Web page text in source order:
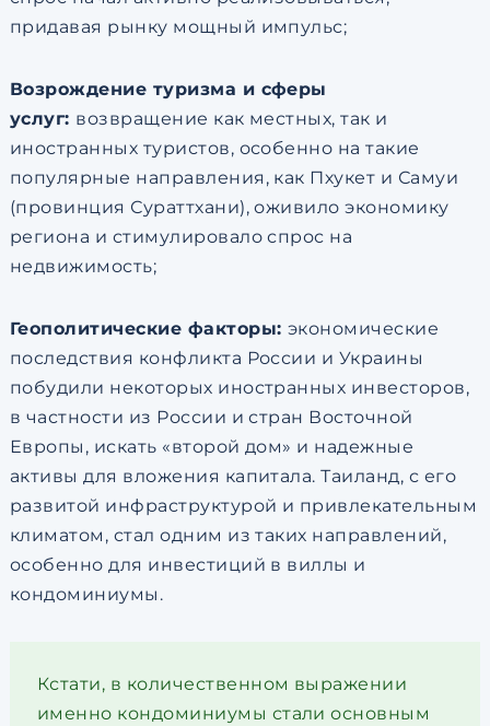
придавая рынку мощный импульс;
Возрождение туризма и сферы
услуг: возвращение как местных, так и
иностранных туристов, особенно на такие
популярные направления, как Пхукет и Самуи
(провинция Сураттхани), оживило экономику
региона и стимулировало спрос на
недвижимость;
Геополитические факторы: экономические
последствия конфликта России и Украины
побудили некоторых иностранных инвесторов,
в частности из России и стран Восточной
Европы, искать «второй дом» и надежные
активы для вложения капитала. Таиланд, с его
развитой инфраструктурой и привлекательным
климатом, стал одним из таких направлений,
особенно для инвестиций в виллы и
кондоминиумы.
Кстати, в количественном выражении
именно кондоминиумы стали основным